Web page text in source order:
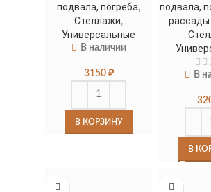
подвала, погреба,
Стеллажи,
Универсальные
В наличии
3150 ₽
В КОРЗИНУ
подвала,
рассады
В
В